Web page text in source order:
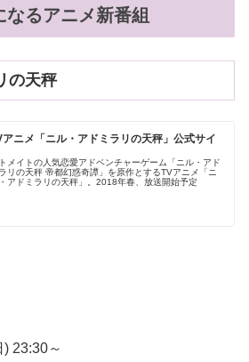
るアニメ新番組
の天秤
アニメ「ニル・アドミラリの天秤」公式サイ
メイトの人気恋愛アドベンチャーゲーム「ニル・アド
リの天秤 帝都幻惑奇譚」を原作とするTVアニメ「ニ
アドミラリの天秤」。2018年春、放送開始予定
23:30～